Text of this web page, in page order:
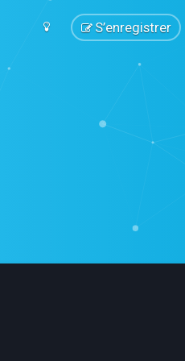
S’enregistrer